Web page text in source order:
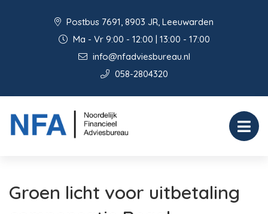
Postbus 7691, 8903 JR, Leeuwarden
Ma - Vr 9:00 - 12:00 | 13:00 - 17:00
info@nfadviesbureau.nl
058-2804320
Groen licht voor uitbetaling